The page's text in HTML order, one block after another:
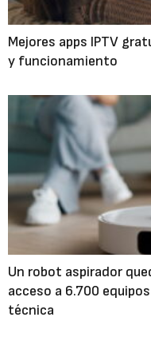
Mejores apps IPTV
y funcionamiento
Un robot aspirador
acceso a 6.700
técnica